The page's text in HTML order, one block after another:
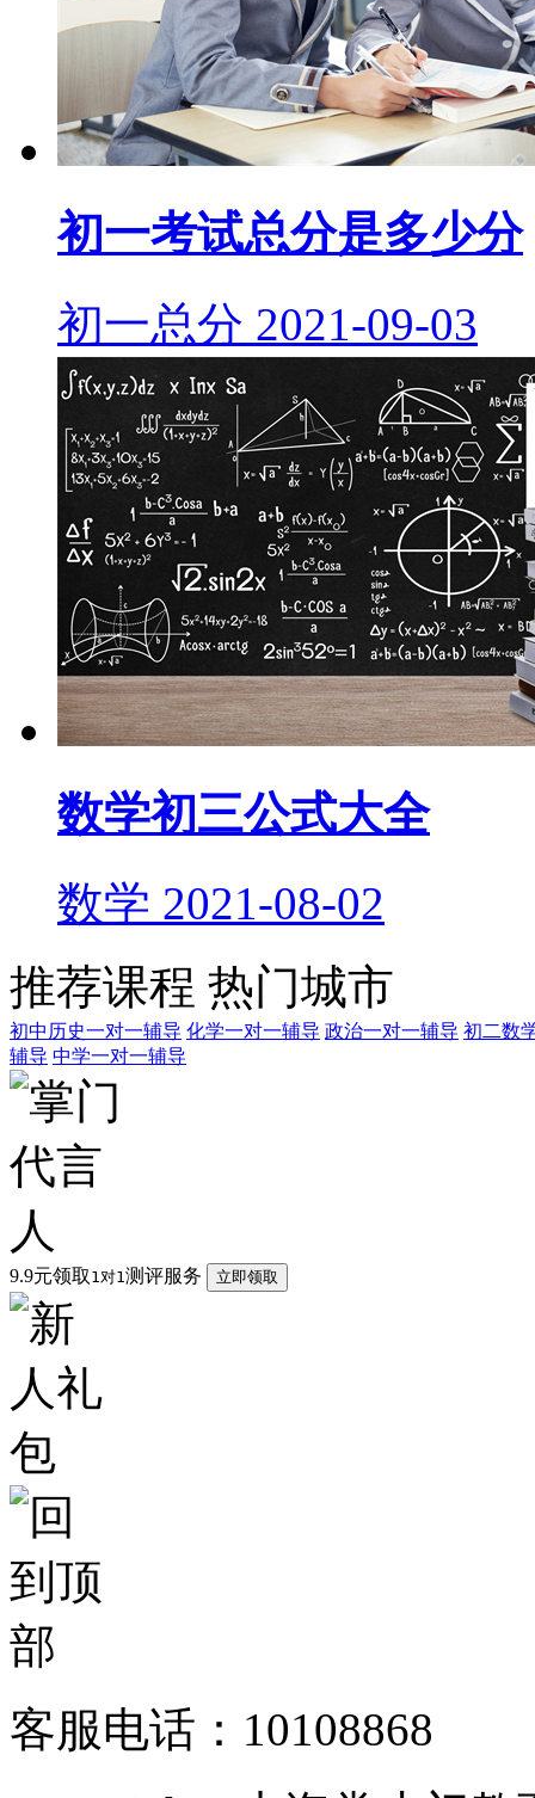
初一考试总分是多少分
初一总分 2021-09-03
数学初三公式大全
数学 2021-08-02
推荐课程 热门城市
初中历史一对一辅导 化学一对一辅导 政治一对一辅导 初二数
辅导 中学一对一辅导
9.9元领取 1对1测评服务 立即领取
客服电话：10108868